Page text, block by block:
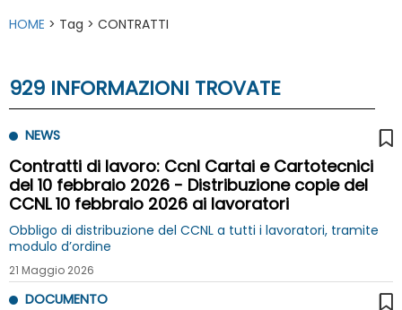
HOME > Tag > CONTRATTI
929 INFORMAZIONI TROVATE
NEWS
Contratti di lavoro: Ccnl Cartai e Cartotecnici
del 10 febbraio 2026 - Distribuzione copie del
CCNL 10 febbraio 2026 ai lavoratori
Obbligo di distribuzione del CCNL a tutti i lavoratori, tramite
modulo d’ordine
21 Maggio 2026
DOCUMENTO